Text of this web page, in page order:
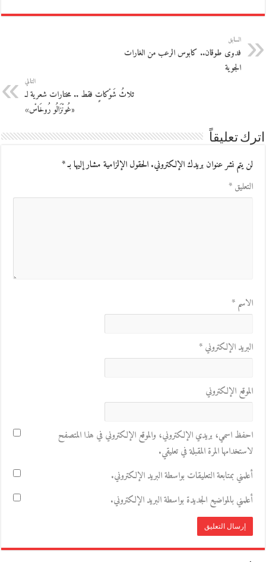
السابق
فدوى طوقان.. كابوس الرعب من الغارات
الجوية
التالي
ثلاثُ شَوْكاتٍ فقط .. مختارات شعرية لـ
«غُونْزَالُو رُوخَاسْ»
اترك تعليقاً
لن يتم نشر عنوان بريدك الإلكتروني.الحقول الإلزامية مشار إليها بـ*
التعليق*
الاسم*
البريد الإلكتروني*
الموقع الإلكتروني
احفظ اسمي، بريدي الإلكتروني، والموقع الإلكتروني في هذا المتصفح
لاستخدامها المرة المقبلة في تعليقي.
أعلمني بمتابعة التعليقات بواسطة البريد الإلكتروني.
أعلمني بالمواضيع الجديدة بواسطة البريد الإلكتروني.